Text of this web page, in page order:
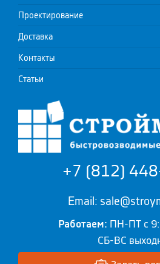
Проектирование
Доставка
Контакты
Статьи
+7 (812)
Email:
Работаем: ПН-ПТ с
СБ-ВС